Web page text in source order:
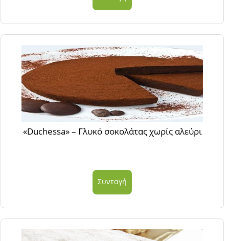
«Duchessa» – Γλυκό σοκολάτας χωρίς αλεύρι
Συνταγή